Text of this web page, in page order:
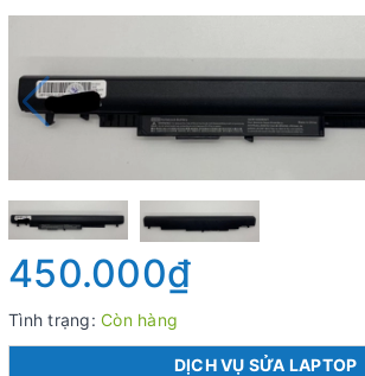
450.000₫
Tình trạng: Còn hàng
DỊCH VỤ SỬA LAPTOP